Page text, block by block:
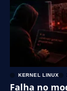
KERNEL LINUX
Falha no